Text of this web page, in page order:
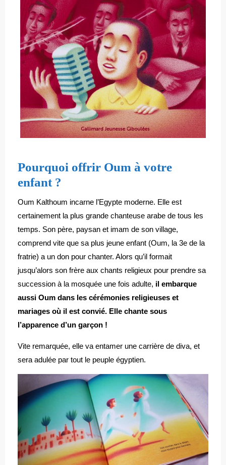
Pourquoi offrir Oum à votre
enfant ?
Oum Kalthoum incarne l’Egypte moderne. Elle est
certainement la plus grande chanteuse arabe de tous les
temps. Son père, paysan et imam de son village,
comprend vite que sa plus jeune enfant (Oum, la 3e de la
fratrie) a un don pour chanter. Alors qu’il formait
jusqu’alors son frère aux chants religieux pour prendre sa
succession à la mosquée une fois adulte, il embarque
aussi Oum dans les cérémonies religieuses et
mariages où il est convié. Elle chante sous
l’apparence d’un garçon !
Vite remarquée, elle va entamer une carrière de diva, et
sera adulée par tout le peuple égyptien.